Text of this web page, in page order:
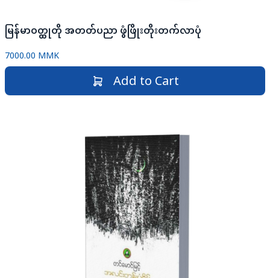
မြန်မာဝတ္ထုတို အတတ်ပညာ ဖွံဖြိုးတိုးတက်လာပုံ
7000.00 MMK
Add to Cart